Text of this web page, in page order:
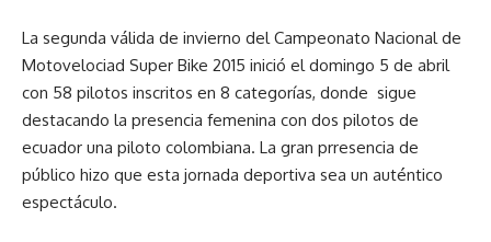
La segunda válida de invierno del Campeonato Nacional de
Motovelociad Super Bike 2015 inició el domingo 5 de abril
con 58 pilotos inscritos en 8 categorías, donde sigue
destacando la presencia femenina con dos pilotos de
ecuador una piloto colombiana. La gran prresencia de
público hizo que esta jornada deportiva sea un auténtico
espectáculo.